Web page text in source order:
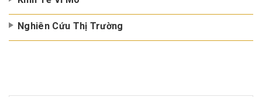
Nghiên Cứu Thị Trường